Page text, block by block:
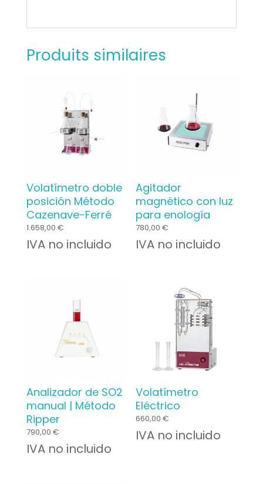
Produits similaires
Volatímetro doble
posición Método
Cazenave-Ferré
1.658,00 €
IVA no incluido
Agitador
magnético con luz
para enología
780,00€
IVA no incluido
Analizador de SO2
manual | Método
Ripper
790,00 €
IVA no incluido
Volatímetro
Eléctrico
660,00€
IVA no incluido